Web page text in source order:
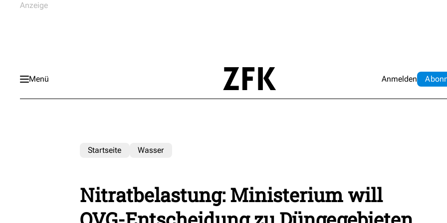
Menü Anmelden Abo
Startseite Wasser
Nitratbelastung: Ministerium will